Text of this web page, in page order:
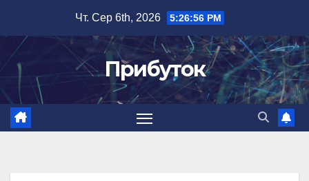
вмісту
Чт. Сер 6th, 2026 5:26:56 PM
Прибуток